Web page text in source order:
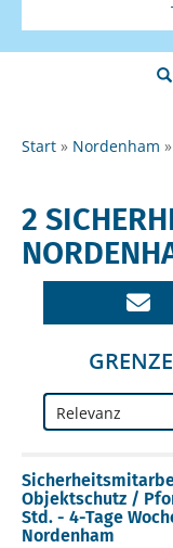
Start Nordenham
2
Objektschutz /
Std. - 4-Tage
Nordenham